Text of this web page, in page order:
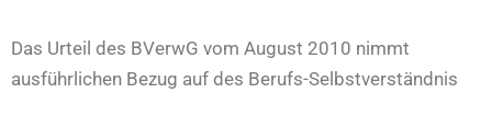
Das Urteil des BVerwG vom August 2010 nimmt
ausführlichen Bezug auf des Berufs-Selbstverständnis